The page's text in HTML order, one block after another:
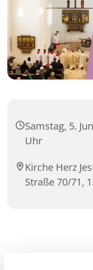
Samstag, 5.
Uhr
Kirche Herz
Straße 70/71,